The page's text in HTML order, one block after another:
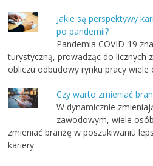
Jakie są perspektywy
po pandemii?
Pandemia COVID-19
turystyczną, prowadząc do licznych
obliczu odbudowy rynku pracy wiele
Czy warto zmieniać
W dynamicznie
zawodowym, wiele
zmieniać branżę w poszukiwaniu
kariery.